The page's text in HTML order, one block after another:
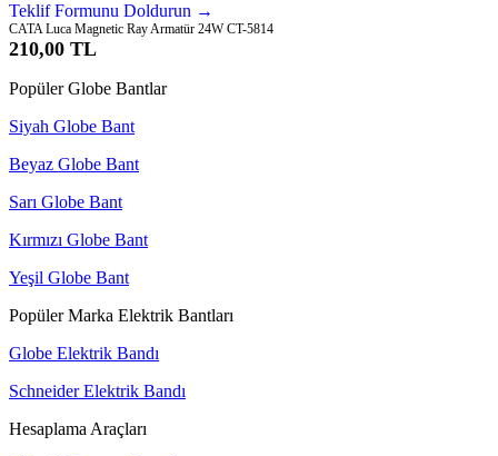
Teklif Formunu Doldurun →
CATA Luca Magnetic Ray Armatür 24W CT-5814
210,00 TL
Popüler Globe Bantlar
Siyah Globe Bant
Beyaz Globe Bant
Sarı Globe Bant
Kırmızı Globe Bant
Yeşil Globe Bant
Popüler Marka Elektrik Bantları
Globe Elektrik Bandı
Schneider Elektrik Bandı
Hesaplama Araçları